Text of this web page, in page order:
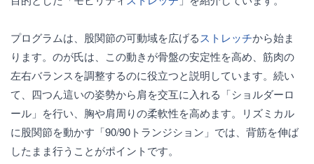
プログラムは、股関節の可動域を広げるストレッチから始ま
ります。のが氏は、この動きが骨盤の安定性を高め、筋肉の
左右バランスを調整するのに役立つと説明しています。続い
て、四つん這いの姿勢から肩を交互に入れる「ショルダーロ
ール」を行い、胸や肩周りの柔軟性を高めます。リズミカル
に股関節を動かす「90/90トランジション」では、背筋を伸ば
したまま行うことがポイントです。